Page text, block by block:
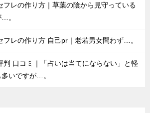
フレの作り方｜草葉の陰から見守っている
。
フレの作り方 自己pr｜老若男女問わず…。
判 口コミ｜「占いは当てにならない」と軽
いですが…。